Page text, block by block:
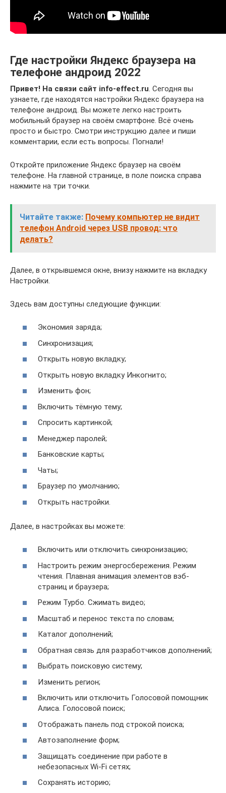
Где настройки Яндекс браузера на
телефоне андроид 2022
Привет! На связи сайт info-effect.ru. Сегодня вы
узнаете, где находятся настройки Яндекс браузера на
телефоне андроид. Вы можете легко настроить
мобильный браузер на своём смартфоне. Всё очень
просто и быстро. Смотри инструкцию далее и пиши
комментарии, если есть вопросы. Погнали!
Откройте приложение Яндекс браузер на своём
телефоне. На главной странице, в поле поиска справа
нажмите на три точки.
Читайте также: Почему компьютер не видит
телефон Android через USB провод: что
делать?
Далее, в открывшемся окне, внизу нажмите на вкладку
Настройки.
Здесь вам доступны следующие функции:
Экономия заряда;
Синхронизация;
Открыть новую вкладку;
Открыть новую вкладку Инкогнито;
Изменить фон;
Включить тёмную тему;
Спросить картинкой;
Менеджер паролей;
Банковские карты;
Чаты;
Браузер по умолчанию;
Открыть настройки.
Далее, в настройках вы можете:
Включить или отключить синхронизацию;
Настроить режим энергосбережения. Режим
чтения. Плавная анимация элементов вэб-
страниц и браузера;
Режим Турбо. Сжимать видео;
Масштаб и перенос текста по словам;
Каталог дополнений;
Обратная связь для разработчиков дополнений;
Выбрать поисковую систему;
Изменить регион;
Включить или отключить Голосовой помощник
Алиса. Голосовой поиск;
Отображать панель под строкой поиска;
Автозаполнение форм;
Защищать соединение при работе в
небезопасных Wi-Fi сетях;
Сохранять историю;